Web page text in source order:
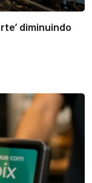
diminuindo